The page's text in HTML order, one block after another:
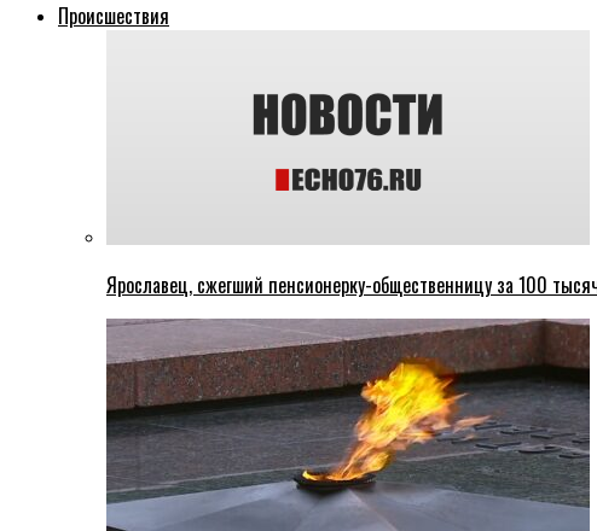
Происшествия
Ярославец, сжегший пенсионерку-общественницу за 100